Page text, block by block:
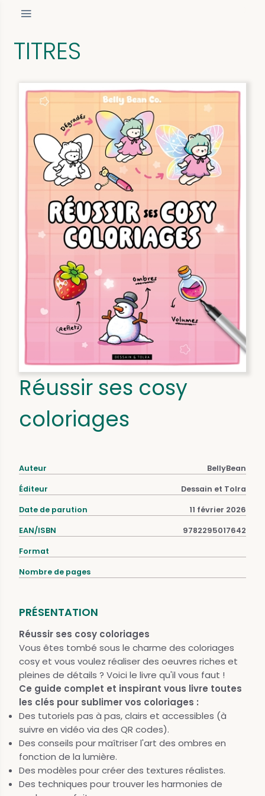
TITRES
Réussir ses cosy
coloriages
Auteur BellyBean
Éditeur Dessain et Tolra
Date de parution 11 février 2026
EAN/ISBN 9782295017642
Format
Nombre de pages
PRÉSENTATION
Réussir ses cosy coloriages
Vous êtes tombé sous le charme des coloriages
cosy et vous voulez réaliser des oeuvres riches et
pleines de détails ? Voici le livre qu'il vous faut !
Ce guide complet et inspirant vous livre toutes
les clés pour sublimer vos coloriages :
Des tutoriels pas à pas, clairs et accessibles (à
suivre en vidéo via des QR codes).
Des conseils pour maîtriser l'art des ombres en
fonction de la lumière.
Des modèles pour créer des textures réalistes.
Des techniques pour trouver les harmonies de